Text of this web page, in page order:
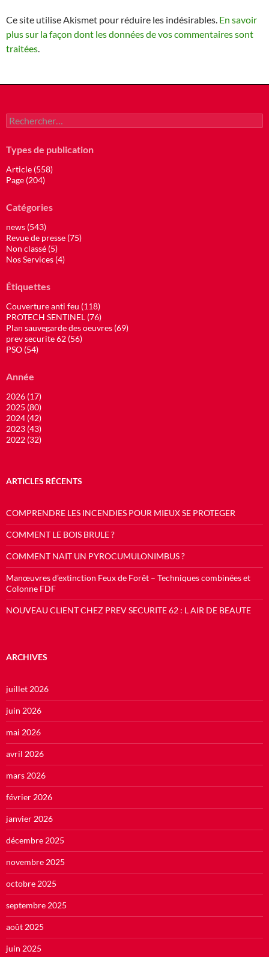
Ce site utilise Akismet pour réduire les indésirables. En savoir
plus sur la façon dont les données de vos commentaires sont
traitées
Rechercher :
Types de publication
Article (558)
Page (204)
Catégories
news (543)
Revue de presse (75)
Non classé (5)
Nos Services (4)
Étiquettes
Couverture anti feu (118)
PROTECH SENTINEL (76)
Plan sauvegarde des oeuvres (69)
prev securite 62 (56)
PSO (54)
Année
2026 (17)
2025 (80)
2024 (42)
2023 (43)
2022 (32)
ARTICLES RÉCENTS
COMPRENDRE LES INCENDIES POUR MIEUX SE PROTEGER
COMMENT LE BOIS BRULE ?
COMMENT NAIT UN PYROCUMULONIMBUS ?
Manœuvres d’extinction Feux de Forêt – Techniques combinées et
Colonne FDF
NOUVEAU CLIENT CHEZ PREV SECURITE 62 : L AIR DE BEAUTE
ARCHIVES
juillet 2026
juin 2026
mai 2026
avril 2026
mars 2026
février 2026
janvier 2026
décembre 2025
novembre 2025
octobre 2025
septembre 2025
août 2025
juin 2025